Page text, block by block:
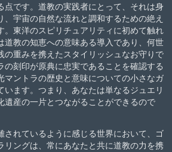
点です。道教の実践者にとって、それは身
、宇宙の自然な流れと調和するための絶え
。東洋のスピリチュアリティに初めて触れ
道教の知恵への意味ある導入であり、何世
の重みを携えたスタイリッシュなお守りで
の刻印が原典に忠実であることを確認する
マントラの歴史と意味についての小さなガ
います。つまり、あなたは単なるジュエリ
遺産の一片とつながることができるので
されているように感じる世界において、ゴ
リングは、常にあなたと共に道教の力を携